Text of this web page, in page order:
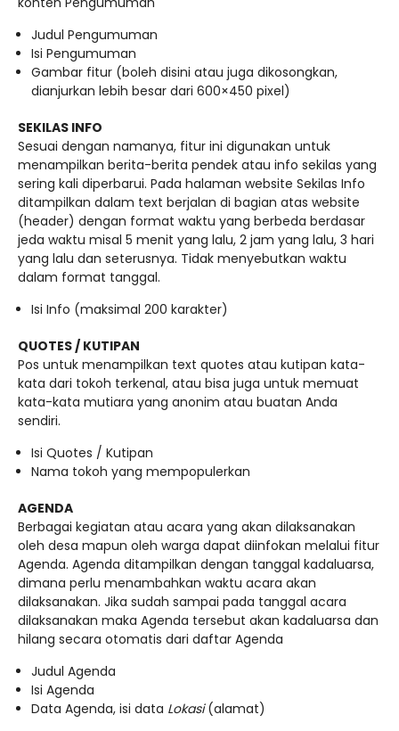
Judul Pengumuman
Isi Pengumuman
Gambar fitur (boleh disini atau juga dikosongkan,
dianjurkan lebih besar dari 600×450 pixel)
SEKILAS INFO
Sesuai dengan namanya, fitur ini digunakan untuk
menampilkan berita-berita pendek atau info sekilas yang
sering kali diperbarui. Pada halaman website Sekilas Info
ditampilkan dalam text berjalan di bagian atas website
(header) dengan format waktu yang berbeda berdasar
jeda waktu misal 5 menit yang lalu, 2 jam yang lalu, 3 hari
yang lalu dan seterusnya. Tidak menyebutkan waktu
dalam format tanggal.
Isi Info (maksimal 200 karakter)
QUOTES / KUTIPAN
Pos untuk menampilkan text quotes atau kutipan kata-
kata dari tokoh terkenal, atau bisa juga untuk memuat
kata-kata mutiara yang anonim atau buatan Anda
sendiri.
Isi Quotes / Kutipan
Nama tokoh yang mempopulerkan
AGENDA
Berbagai kegiatan atau acara yang akan dilaksanakan
oleh desa mapun oleh warga dapat diinfokan melalui fitur
Agenda. Agenda ditampilkan dengan tanggal kadaluarsa,
dimana perlu menambahkan waktu acara akan
dilaksanakan. Jika sudah sampai pada tanggal acara
dilaksanakan maka Agenda tersebut akan kadaluarsa dan
hilang secara otomatis dari daftar Agenda
Judul Agenda
Isi Agenda
Data Agenda, isi data Lokasi(alamat)